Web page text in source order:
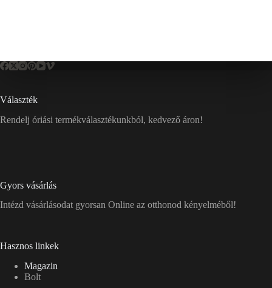
Választék
Rendelj óriási termékválasztékunkból, kedvező áron!
Gyors vásárlás
Intézd vásárlásodat gyorsan Online az otthonod kényelméből!
Hasznos linkek
Magazin
Bolt